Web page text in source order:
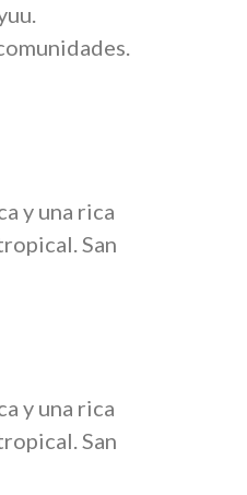
y una rica
San
y una rica
San